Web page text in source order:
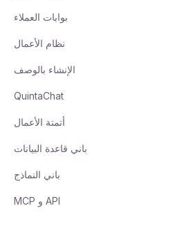
بوابات العملاء
نظام الأعمال
الإنشاء بالوصف
QuintaChat
أتمتة الأعمال
باني قاعدة البيانات
باني النماذج
API و MCP